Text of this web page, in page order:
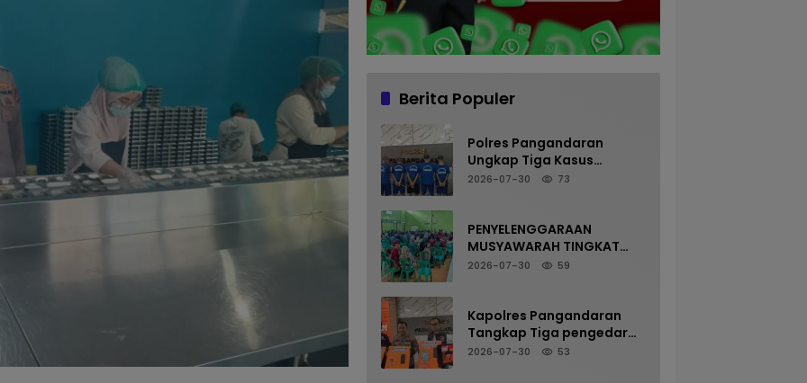
Berita Populer
Polres Pangandaran
Ungkap Tiga Kasus
Kekerasan Seksual
2026-07-30 73
PENYELENGGARAAN
MUSYAWARAH TINGKAT
DESA JAYASARI DAN
BERLANGSUNG AMAN DAN
LANCAR
2026-07-30 59
Kapolres Pangandaran
Tangkap Tiga pengedar
Kasus Narkotika, Tiga
2026-07-30 53